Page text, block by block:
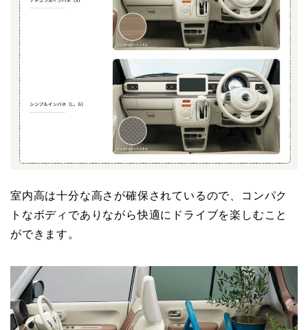
室内高は十分な高さが確保されているので、コンパク
トなボディでありながら快適にドライブを楽しむこと
ができます。